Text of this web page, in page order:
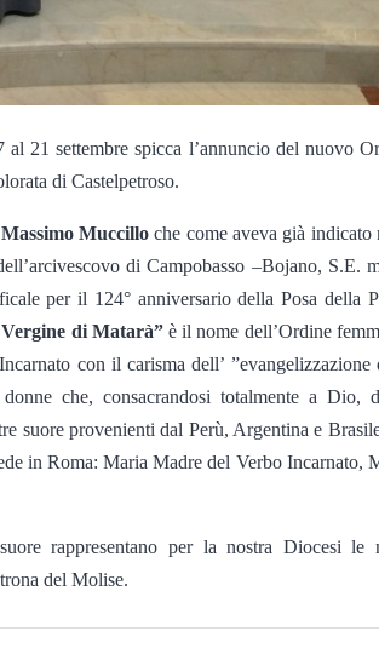
21 settembre spicca l’annuncio del nuovo
di Castelpetroso.
Muccilloche come aveva già indicato
di Campobasso –Bojano, S.E.
per il 124° anniversario della Posa della
Vergine di Matarà”è il nome dell’Ordine
con il carisma dell’ ”evangelizzazione
che, consacrandosi totalmente a Dio,
suore provenienti dal Perù, Argentina e
in Roma: Maria Madre del Verbo Incarnato,
rappresentano per la nostra Diocesi le
del Molise.